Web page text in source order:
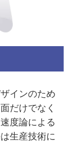
インのため
だけでなく
度論による
生産技術に